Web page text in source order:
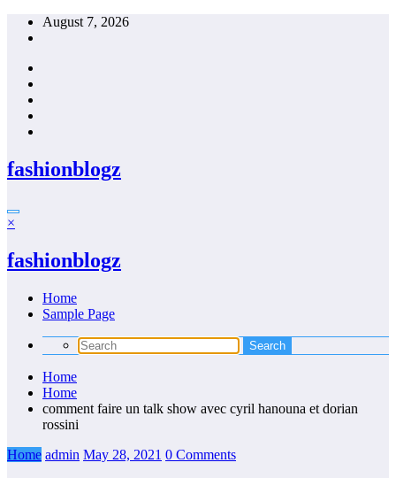
Skip
August 7, 2026
fashionblogz
×
fashionblogz
Home
Sample Page
Home
Home
comment faire un talk show avec cyril hanouna et dorian
rossini
Home admin May 28, 2021 0 Comments